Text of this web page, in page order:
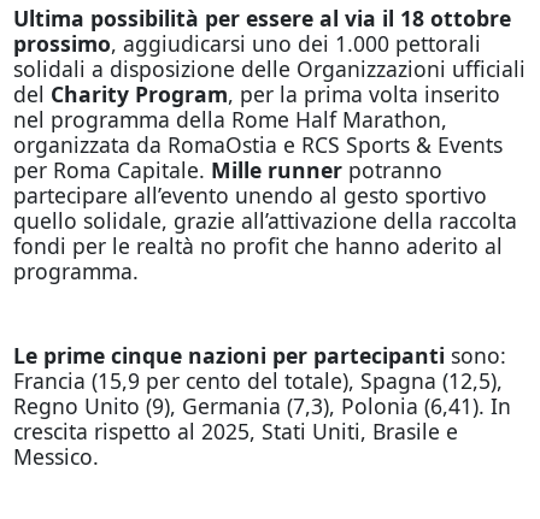
Ultima possibilità per essere al via il 18 ottobre
prossimo, aggiudicarsi uno dei 1.000 pettorali
solidali a disposizione delle Organizzazioni ufficiali
del Charity Program, per la prima volta inserito
nel programma della Rome Half Marathon,
organizzata da RomaOstia e RCS Sports & Events
per Roma Capitale. Mille runner potranno
partecipare all’evento unendo al gesto sportivo
quello solidale, grazie all’attivazione della raccolta
fondi per le realtà no profit che hanno aderito al
programma.
Le prime cinque nazioni per partecipanti sono:
Francia (15,9 per cento del totale), Spagna (12,5),
Regno Unito (9), Germania (7,3), Polonia (6,41). In
crescita rispetto al 2025, Stati Uniti, Brasile e
Messico.